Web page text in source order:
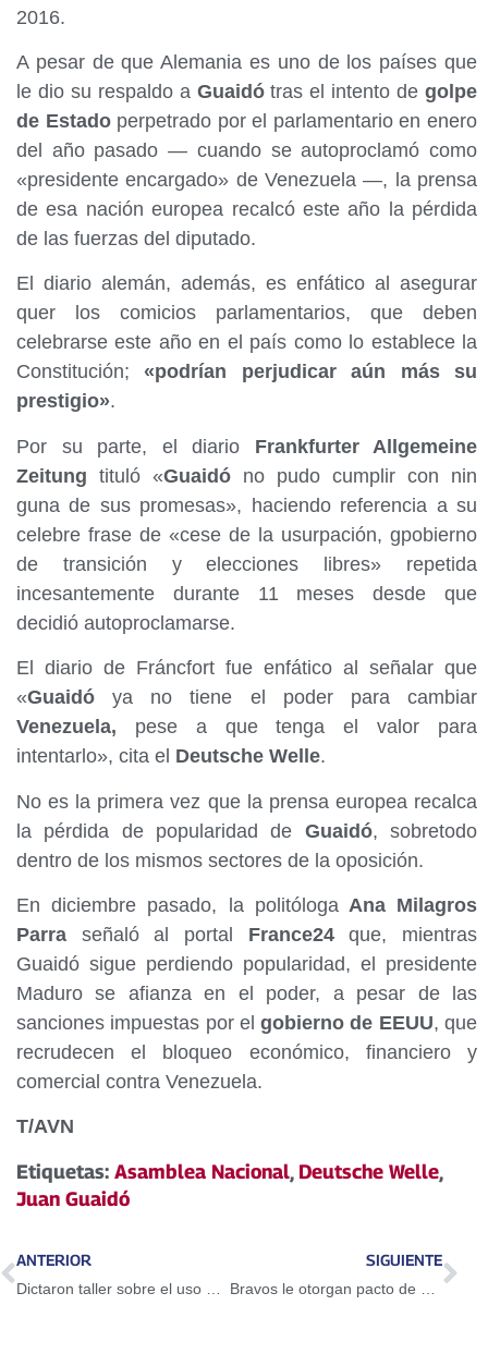
2016.
A pesar de que Alemania es uno de los países que
le dio su respaldo a Guaidótras el intento de golpe
de Estadoperpetrado por el parlamentario en enero
del año pasado — cuando se autoproclamó como
«presidente encargado» de Venezuela —, la prensa
de esa nación europea recalcó este año la pérdida
de las fuerzas del diputado.
El diario alemán, además, es enfático al asegurar
quer los comicios parlamentarios, que deben
celebrarse este año en el país como lo establece la
Constitución; «podrían perjudicar aún más su
prestigio».
Por su parte, el diario Frankfurter Allgemeine
Zeitung tituló «Guaidó no pudo cumplir con nin
guna de sus promesas», haciendo referencia a su
celebre frase de «cese de la usurpación, gpobierno
de transición y elecciones libres» repetida
incesantemente durante 11 meses desde que
decidió autoproclamarse.
El diario de Fráncfort fue enfático al señalar que
«Guaidó ya no tiene el poder para cambiar
Venezuela, pese a que tenga el valor para
intentarlo», cita el Deutsche Welle.
No es la primera vez que la prensa europea recalca
la pérdida de popularidad de Guaidó, sobretodo
dentro de los mismos sectores de la oposición.
En diciembre pasado, la politólogaAna Milagros
Parra señaló al portal France24que, mientras
Guaidó sigue perdiendo popularidad, el presidente
Maduro se afianza en el poder, a pesar de las
sanciones impuestas por elgobierno de EEUU, que
recrudecen el bloqueo económico, financiero y
comercial contra Venezuela.
T/AVN
Etiquetas: Asamblea Nacional, Deutsche Welle,
Juan Guaidó
ANTERIOR SIGUIENTE